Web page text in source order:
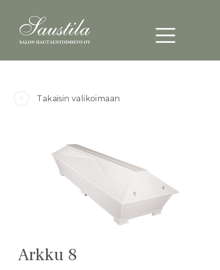
Päävalikko
< Takaisin valikoimaan
Arkku 8